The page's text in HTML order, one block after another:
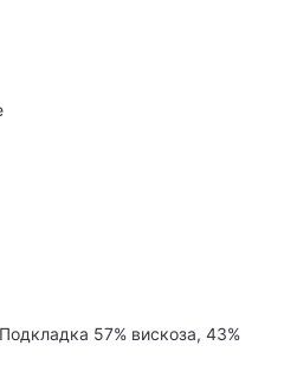
57% вискоза, 43%